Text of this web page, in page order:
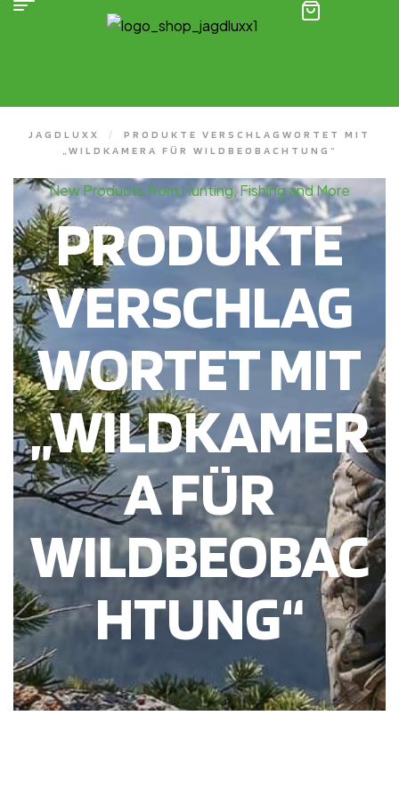
JAGDLUXX /
PRODUKTE VERSCHLAGWORTET MIT
„WILDKAMERA FÜR WILDBEOBACHTUNG“
New Products from Hunting, Fishing and More
PRODUKTE
VERSCHLAG
WORTET MIT
„WILDKAMER
A FÜR
WILDBEOBAC
HTUNG“